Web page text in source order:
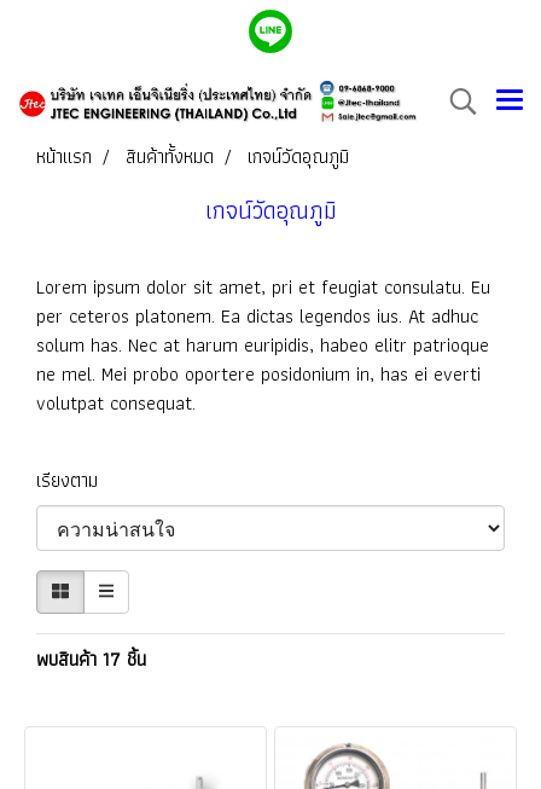
หน้าแรก สินค้าทั้งหมด เกจน์วัดอุณภูมิ
เกจน์วัดอุณภูมิ
Lorem ipsum dolor sit amet, pri et feugiat consulatu. Eu
per ceteros platonem. Ea dictas legendos ius. At adhuc
solum has. Nec at harum euripidis, habeo elitr patrioque
ne mel. Mei probo oportere posidonium in, has ei everti
volutpat consequat.
เรียงตาม
พบสินค้า 17 ชิ้น